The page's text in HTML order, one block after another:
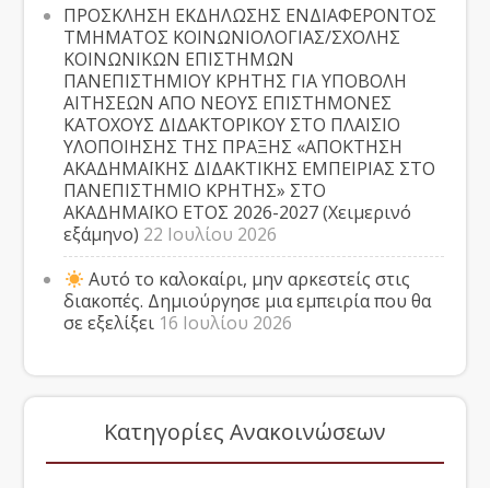
ΠΡΟΣΚΛΗΣΗ ΕΚΔΗΛΩΣΗΣ ΕΝΔΙΑΦΕΡΟΝΤΟΣ
ΤΜΗΜΑΤΟΣ ΚΟΙΝΩΝΙΟΛΟΓΙΑΣ/ΣΧΟΛΗΣ
ΚΟΙΝΩΝΙΚΩΝ ΕΠΙΣΤΗΜΩΝ
ΠΑΝΕΠΙΣΤΗΜΙΟΥ ΚΡΗΤΗΣ ΓΙΑ ΥΠΟΒΟΛΗ
ΑΙΤΗΣΕΩΝ ΑΠΟ ΝΕΟΥΣ ΕΠΙΣΤΗΜΟΝΕΣ
ΚΑΤΟΧΟΥΣ ΔΙΔΑΚΤΟΡΙΚΟΥ ΣΤΟ ΠΛΑΙΣΙΟ
ΥΛΟΠΟΙΗΣΗΣ ΤΗΣ ΠΡΑΞΗΣ «ΑΠΟΚΤΗΣΗ
ΑΚΑΔΗΜΑΪΚΗΣ ΔΙΔΑΚΤΙΚΗΣ ΕΜΠΕΙΡΙΑΣ ΣΤΟ
ΠΑΝΕΠΙΣΤΗΜΙΟ ΚΡΗΤΗΣ» ΣΤΟ
ΑΚΑΔΗΜΑΪΚΟ ΕΤΟΣ 2026-2027 (Χειμερινό
εξάμηνο) 22 Ιουλίου 2026
Αυτό το καλοκαίρι, μην αρκεστείς στις
διακοπές. Δημιούργησε μια εμπειρία που θα
σε εξελίξει 16 Ιουλίου 2026
Κατηγορίες Ανακοινώσεων